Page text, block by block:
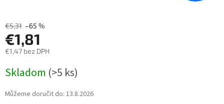
€5,31 –65 %
€1,81
€1,47 bez DPH
cena:
Skladom (>5 ks)
Můžeme doručit do: 13.8.2026